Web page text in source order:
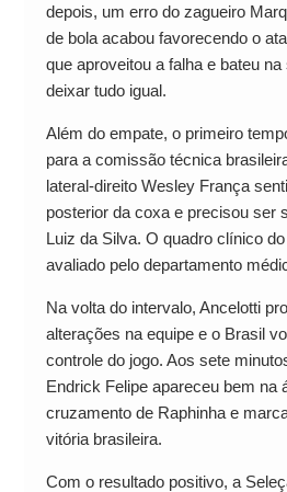
depois, um erro do zagueiro
de bola acabou favorecendo o
que aproveitou a falha e bateu
deixar tudo igual.
Além do empate, o primeiro
para a comissão técnica
lateral-direito Wesley França
posterior da coxa e precisou ser
Luiz da Silva. O quadro clínico
avaliado pelo departamento
Na volta do intervalo, Ancelotti
alterações na equipe e o Brasil
controle do jogo. Aos sete
Endrick Felipe apareceu bem na
cruzamento de Raphinha e
vitória brasileira.
Com o resultado positivo, a